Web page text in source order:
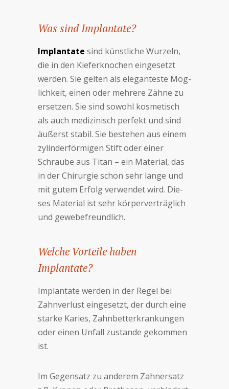
Was sind Implantate?
Implantate sind künst­li­che Wur­zeln,
die in den Kie­fer­kno­chen ein­ge­setzt
wer­den. Sie gel­ten als ele­gan­te­ste Mög­
lich­keit, einen oder meh­re­re Zäh­ne zu
er­set­zen. Sie sind so­wohl kos­me­tisch
als auch me­di­zi­nisch per­fekt und sind
äußerst sta­bil. Sie be­ste­hen aus einem
zy­lin­der­för­mi­gen Stift oder einer
Schrau­be aus Ti­tan – ein Ma­te­rial, das
in der Chi­rur­gie schon sehr lan­ge und
mit gu­tem Er­folg ver­wen­det wird. Die­
ses Ma­te­rial ist sehr kör­per­ver­träg­lich
und ge­we­be­freund­lich.
Welche Vorteile haben
Implantate?
Implantate wer­den in der Re­gel bei
Zahn­ver­lust ein­ge­setzt, der durch eine
star­ke Ka­ries, Zahn­bett­er­kran­kun­gen
oder einen Un­fall zu­stan­de ge­kom­men
ist.
Im Ge­gen­satz zu an­de­rem Zahn­er­satz